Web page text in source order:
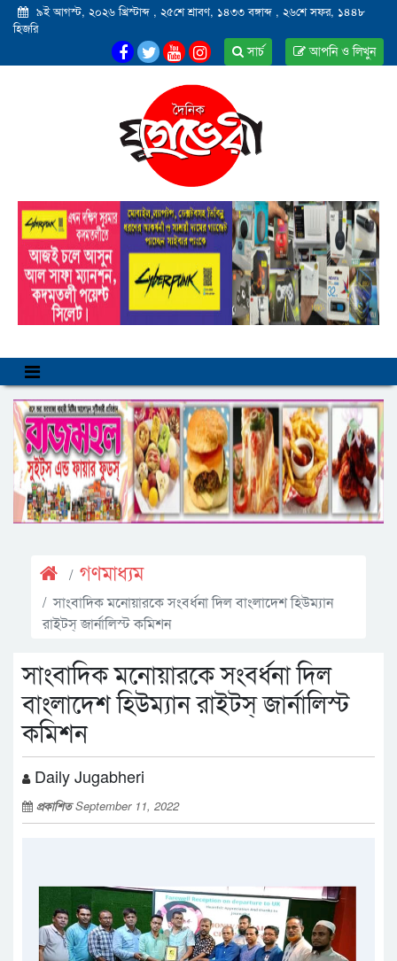
৯ই আগস্ট, ২০২৬ খ্রিস্টাব্দ , ২৫শে শ্রাবণ, ১৪৩৩ বঙ্গাব্দ , ২৬শে সফর, ১৪৪৮
হিজরি
আপনি ও লিখুন
সার্চ
গণমাধ্যম
সাংবাদিক মনোয়ারকে সংবর্ধনা দিল বাংলাদেশ হিউম্যান
রাইটস্ জার্নালিস্ট কমিশন
সাংবাদিক মনোয়ারকে সংবর্ধনা দিল
বাংলাদেশ হিউম্যান রাইটস্ জার্নালিস্ট
কমিশন
Daily Jugabheri
প্রকাশিতSeptember 11, 2022